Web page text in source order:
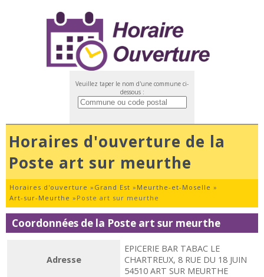
Veuillez taper le nom d'une commune ci-
dessous :
Horaires d'ouverture de la
Poste art sur meurthe
Horaires d'ouverture » Grand Est » Meurthe-et-Moselle »
Art-sur-Meurthe » Poste art sur meurthe
Coordonnées de la Poste art sur meurthe
Adresse
EPICERIE BAR TABAC LE
CHARTREUX, 8 RUE DU 18 JUIN
54510 ART SUR MEURTHE